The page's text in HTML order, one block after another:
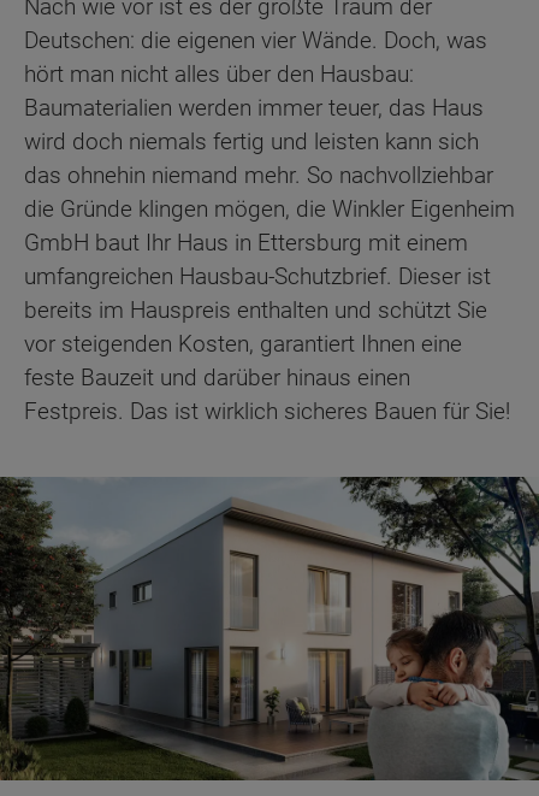
Nach wie vor ist es der größte Traum der
Deutschen: die eigenen vier Wände. Doch, was
hört man nicht alles über den Hausbau:
Baumaterialien werden immer teuer, das Haus
wird doch niemals fertig und leisten kann sich
das ohnehin niemand mehr. So nachvollziehbar
die Gründe klingen mögen, die Winkler Eigenheim
GmbH baut Ihr Haus in Ettersburg mit einem
umfangreichen Hausbau-Schutzbrief. Dieser ist
bereits im Hauspreis enthalten und schützt Sie
vor steigenden Kosten, garantiert Ihnen eine
feste Bauzeit und darüber hinaus einen
Festpreis. Das ist wirklich sicheres Bauen für Sie!